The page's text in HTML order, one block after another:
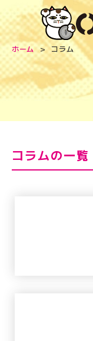
ホーム コラム
コラムの一覧